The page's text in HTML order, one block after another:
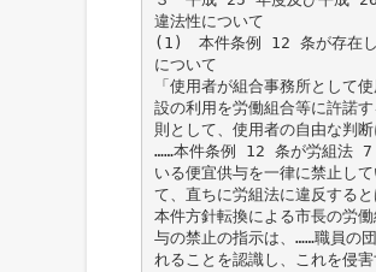
違法性について
(1) 本件条例 12 条が存在し
について
「使用者が組合事務所として
設の利用を労働組合等に許諾
則として、使用者の自由な判断
……本件条例 12 条が労組法
いる便宜供与を一律に禁止し
て、直ちに労組法に違反する
本件方針転換による市長の労
与の禁止の指示は、……職員の
れることを認識し、これを侵